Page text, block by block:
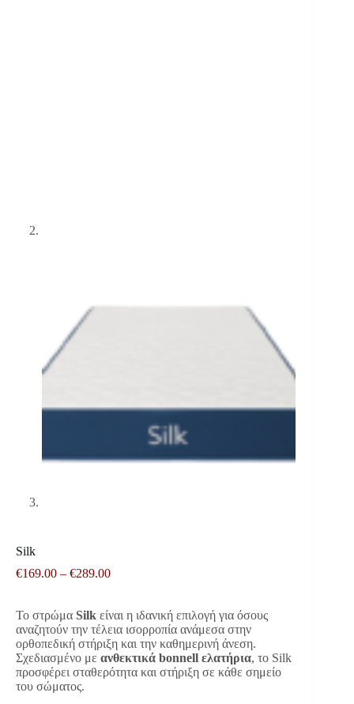
Silk
€169.00 – €289.00Price
through
€289.00
Το στρώμα Silk είναι η ιδανική επιλογή για όσους
αναζητούν την τέλεια ισορροπία ανάμεσα στην
ορθοπεδική στήριξη και την καθημερινή άνεση.
Σχεδιασμένο με ανθεκτικά bonnell ελατήρια, το Silk
προσφέρει σταθερότητα και στήριξη σε κάθε σημείο
του σώματος.